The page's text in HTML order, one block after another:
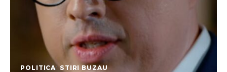
POLITICA STIRI BUZAU